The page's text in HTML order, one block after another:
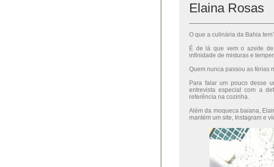
Elaina Rosas
O que a culinária da Bahia
É de lá que vem o azeite
infinidade de misturas e
Quem nunca passou as férias
Para falar um pouco desse
entrevista especial com a
referência na cozinha.
Além da moqueca baiana,
mantém um site, Instagram e